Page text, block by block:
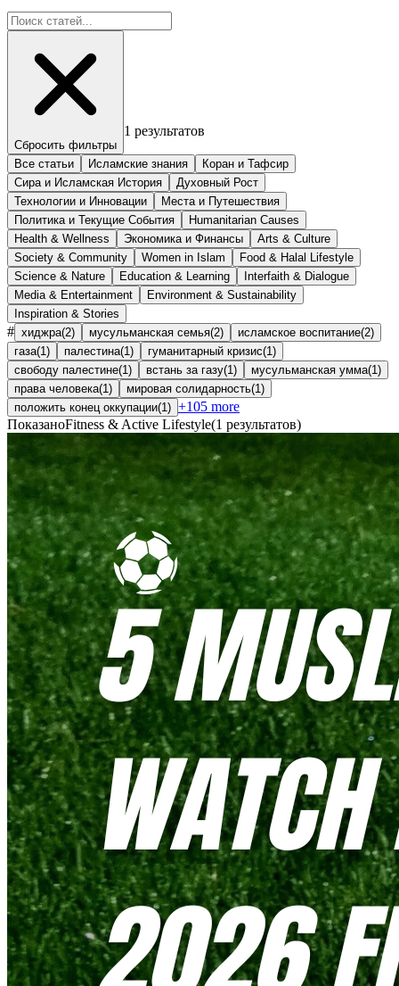
Сбросить фильтры
1 результатов
Все статьи Исламские знания
Коран и Тафсир
Сира и Исламская История
Духовный Рост
Технологии и Инновации
Места и Путешествия
Политика и Текущие События
Humanitarian Causes
Health & Wellness
Экономика и Финансы
Arts & Culture
Society & Community
Women in Islam
Food & Halal Lifestyle
Science & Nature
Education & Learning
Interfaith & Dialogue
Media & Entertainment
Environment & Sustainability
Inspiration & Stories
# хиджра(2) мусульманская семья(2) исламское воспитание(2)
газа(1 ) палестина(1 ) гуманитарный кризис(1 )
свободу палестине(1 ) встань за газу(1 ) мусульманская умма(1 )
права человека(1 ) мировая солидарность(1 )
положить конец оккупации(1 ) +105 more
ПоказаноFitness & Active Lifestyle(1 результатов)